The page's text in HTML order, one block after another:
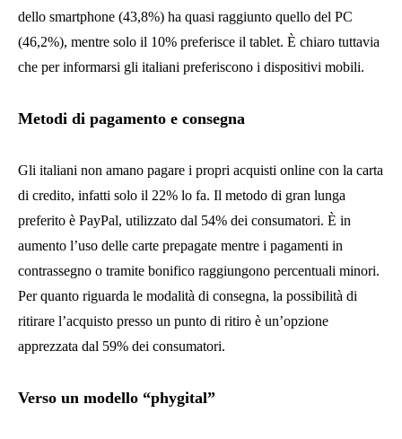
dello smartphone (43,8%) ha quasi raggiunto quello del PC
(46,2%), mentre solo il 10% preferisce il tablet. È chiaro tuttavia
che per informarsi gli italiani preferiscono i dispositivi mobili.
Metodi di pagamento e consegna
Gli italiani non amano pagare i propri acquisti online con la carta
di credito, infatti solo il 22% lo fa. Il metodo di gran lunga
preferito è PayPal, utilizzato dal 54% dei consumatori. È in
aumento l’uso delle carte prepagate mentre i pagamenti in
contrassegno o tramite bonifico raggiungono percentuali minori.
Per quanto riguarda le modalità di consegna, la possibilità di
ritirare l’acquisto presso un punto di ritiro è un’opzione
apprezzata dal 59% dei consumatori.
Verso un modello “phygital”